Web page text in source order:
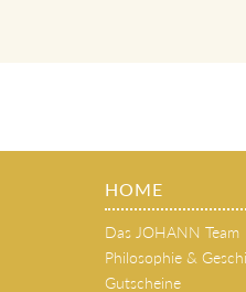
HOME
Das JOHANN Team
Philosophie &
Gutscheine